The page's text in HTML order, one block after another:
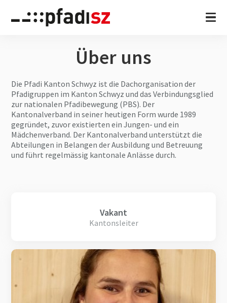
Über uns
Die Pfadi Kanton Schwyz ist die Dachorganisation der
Pfadigruppen im Kanton Schwyz und das Verbindungsglied
zur nationalen Pfadibewegung (PBS). Der
Kantonalverband in seiner heutigen Form wurde 1989
gegründet, zuvor existierten ein Jungen- und ein
Mädchenverband. Der Kantonalverband unterstützt die
Abteilungen in Belangen der Ausbildung und Betreuung
und führt regelmässig kantonale Anlässe durch.
Vakant
Kantonsleiter